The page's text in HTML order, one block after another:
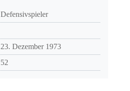
Defensivspieler
23. Dezember 1973
52